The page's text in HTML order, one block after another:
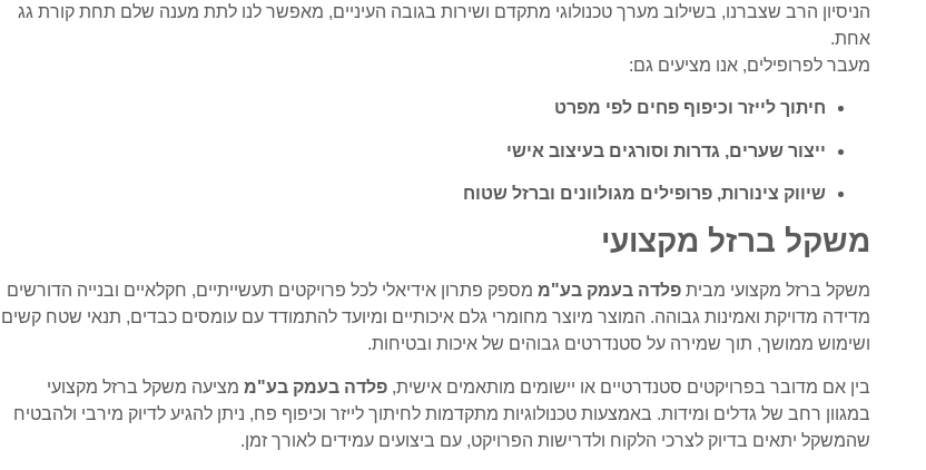
הניסיון הרב שצברנו, בשילוב מערך טכנולוגי מתקדם ושירות בגובה העיניים, מאפשר לנו לתת מענה שלם תחת קורת גג
אחת.
מעבר לפרופילים, אנו מציעים גם:
חיתוך לייזר וכיפוף פחים לפי מפרט
ייצור שערים, גדרות וסורגים בעיצוב אישי
שיווק צינורות, פרופילים מגולוונים וברזל שטוח
משקל ברזל מקצועי
משקל ברזל מקצועי מבית פלדה בעמק בע"מ מספק פתרון אידיאלי לכל פרויקטים תעשייתיים, חקלאיים ובנייה הדורשים
מדידה מדויקת ואמינות גבוהה. המוצר מיוצר מחומרי גלם איכותיים ומיועד להתמודד עם עומסים כבדים, תנאי שטח קשים
ושימוש ממושך, תוך שמירה על סטנדרטים גבוהים של איכות ובטיחות.
בין אם מדובר בפרויקטים סטנדרטיים או יישומים מותאמים אישית, פלדה בעמק בע"מ מציעה משקל ברזל מקצועי
במגוון רחב של גדלים ומידות. באמצעות טכנולוגיות מתקדמות לחיתוך לייזר וכיפוף פח, ניתן להגיע לדיוק מירבי ולהבטיח
שהמשקל יתאים בדיוק לצרכי הלקוח ולדרישות הפרויקט, עם ביצועים עמידים לאורך זמן.